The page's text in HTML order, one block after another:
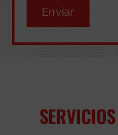
Enviar